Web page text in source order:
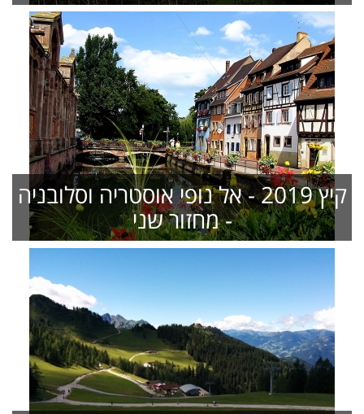
קיץ 2019 - אל נופי אוסטריה וסלובניה
- מחזור שני